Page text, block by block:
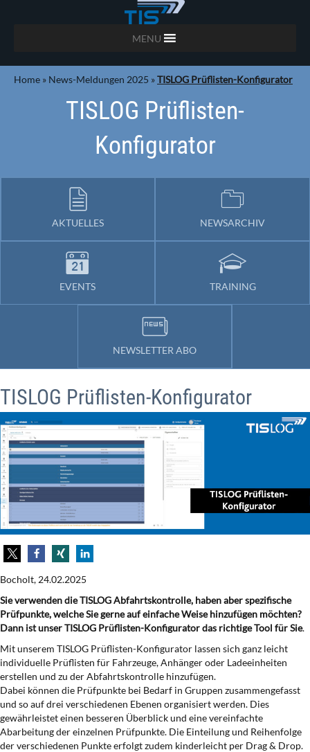
MENU
Home » News-Meldungen 2025 »TISLOG Prüflisten-Konfigurator
TISLOG Prüflisten-
Konfigurator
AKTUELLES NEWSARCHIV
EVENTS TRAINING
NEWSLETTER ABO
TISLOG Prüflisten-Konfigurator
Bocholt, 24.02.2025
Sie verwenden die TISLOG Abfahrtskontrolle, haben aber spezifische
Prüfpunkte, welche Sie gerne auf einfache Weise hinzufügen möchten?
Dann ist unser TISLOG Prüflisten-Konfigurator das richtige Tool für Sie.
Mit unserem TISLOG Prüflisten-Konfigurator lassen sich ganz leicht
individuelle Prüflisten für Fahrzeuge, Anhänger oder Ladeeinheiten
erstellen und zu der Abfahrtskontrolle hinzufügen.
Dabei können die Prüfpunkte bei Bedarf in Gruppen zusammengefasst
und so auf drei verschiedenen Ebenen organisiert werden. Dies
gewährleistet einen besseren Überblick und eine vereinfachte
Abarbeitung der einzelnen Prüfpunkte. Die Einteilung und Reihenfolge
der verschiedenen Punkte erfolgt zudem kinderleicht per Drag & Drop.